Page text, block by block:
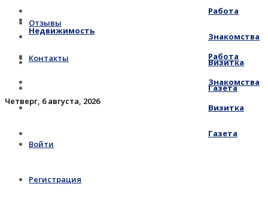
Отзывы
Контакты
Четверг, 6 августа, 2026
Войти
Регистрация
Работа
Знакомства
Визитка
Газета
Недвижимость
Работа
Знакомства
Визитка
Газета